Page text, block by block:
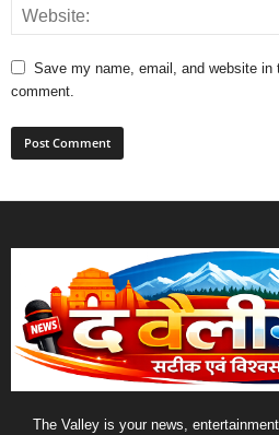
Save my name, email, and website
comment.
The Valley is your news,